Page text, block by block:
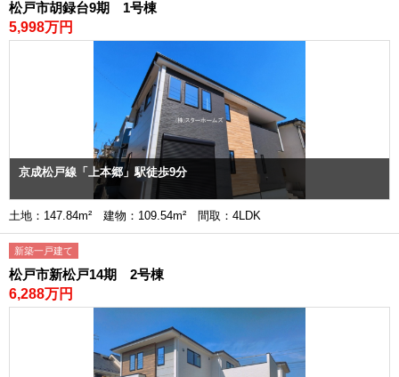
松戸市胡録台9期 1号棟
5,998万円
京成松戸線「上本郷」駅徒歩9分
土地：147.84m² 建物：109.54m² 間取：4LDK
新築一戸建て
松戸市新松戸14期 2号棟
6,288万円